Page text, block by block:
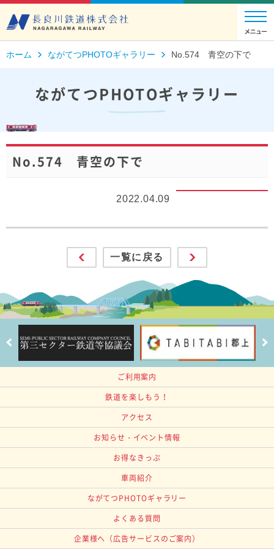
ホーム ながてつPHOTOギャラリー No.574 青空の下で
ながてつPHOTOギャラリー
No.574 青空の下で
2022.04.09
一覧に戻る
ご利用案内
鉄道を楽しもう！
アクセス
お知らせ・イベント情報
お得なきっぷ
車両紹介
ながてつPHOTOギャラリー
よくある質問
企業様へ （広告サービスのご案内）